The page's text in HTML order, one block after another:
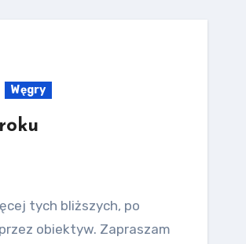
Węgry
tych bliższych, po
obiektyw. Zapraszam